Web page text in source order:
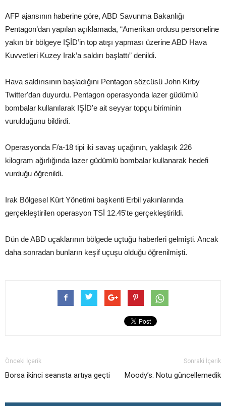
AFP ajansının haberine göre, ABD Savunma Bakanlığı
Pentagon’dan yapılan açıklamada, “Amerikan ordusu personeline
yakın bir bölgeye IŞİD’in top atışı yapması üzerine ABD Hava
Kuvvetleri Kuzey Irak’a saldırı başlattı” denildi.
Hava saldırısının başladığını Pentagon sözcüsü John Kirby
Twitter'dan duyurdu. Pentagon operasyonda lazer güdümlü
bombalar kullanılarak IŞİD'e ait seyyar topçu biriminin
vurulduğunu bildirdi.
Operasyonda F/a-18 tipi iki savaş uçağının, yaklaşık 226
kilogram ağırlığında lazer güdümlü bombalar kullanarak hedefi
vurduğu öğrenildi.
Irak Bölgesel Kürt Yönetimi başkenti Erbil yakınlarında
gerçekleştirilen operasyon TSİ 12.45'te gerçekleştirildi.
Dün de ABD uçaklarının bölgede uçtuğu haberleri gelmişti. Ancak
daha sonradan bunların keşif uçuşu olduğu öğrenilmişti.
Önceki İçerik
Borsa ikinci seansta artıya geçti
Sonraki İçerik
Moody’s: Notu güncellemedik